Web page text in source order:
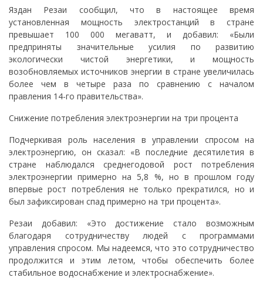
Яздан Резаи сообщил, что в настоящее время
установленная мощность электростанций в стране
превышает 100 000 мегаватт, и добавил: «Были
предприняты значительные усилия по развитию
экологически чистой энергетики, и мощность
возобновляемых источников энергии в стране увеличилась
более чем в четыре раза по сравнению с началом
правления 14-го правительства».
Снижение потребления электроэнергии на три процента
Подчеркивая роль населения в управлении спросом на
электроэнергию, он сказал: «В последние десятилетия в
стране наблюдался среднегодовой рост потребления
электроэнергии примерно на 5,8 %, но в прошлом году
впервые рост потребления не только прекратился, но и
был зафиксирован спад примерно на три процента».
Резаи добавил: «Это достижение стало возможным
благодаря сотрудничеству людей с программами
управления спросом. Мы надеемся, что это сотрудничество
продолжится и этим летом, чтобы обеспечить более
стабильное водоснабжение и электроснабжение».